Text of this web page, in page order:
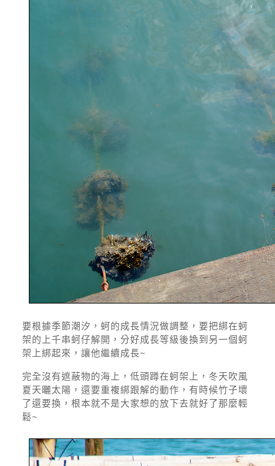
要根據季節潮汐，蚵的成長情況做調整，要把綁在蚵
架的上千串蚵仔解開，分好成長等級後換到另一個蚵
架上綁起來，讓他繼續成長~
完全沒有遮蔽物的海上，低頭蹲在蚵架上，冬天吹風
夏天曬太陽，還要重複綁跟解的動作，有時候竹子壞
了還要換，根本就不是大家想的放下去就好了那麼輕
鬆~